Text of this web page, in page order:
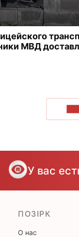
МВД
У вас
ПОЗІРК
О нас